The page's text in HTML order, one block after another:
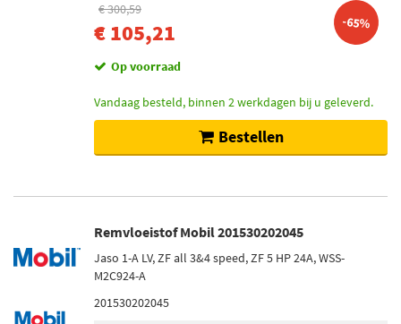
€ 300,59
€ 105,21 -65%
Op voorraad
Vandaag besteld, binnen 2 werkdagen bij u geleverd.
Bestellen
Remvloeistof Mobil 201530202045
Jaso 1-A LV, ZF all 3&4 speed, ZF 5 HP 24A, WSS-
M2C924-A
201530202045